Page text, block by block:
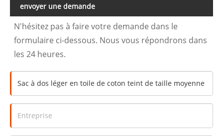
envoyer une demande
N'hésitez pas à faire votre demande dans le
formulaire ci-dessous. Nous vous répondrons dans
les 24 heures.